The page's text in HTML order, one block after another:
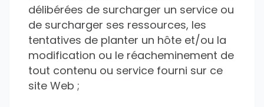
délibérées de surcharger un service ou
de surcharger ses ressources, les
tentatives de planter un hôte et/ou la
modification ou le réacheminement de
tout contenu ou service fourni sur ce
site Web ;